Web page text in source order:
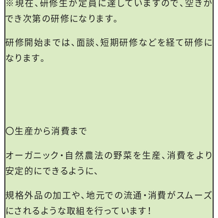
でき次第の研修になります。
研修開始までは、面談、短期研修などを経て研修に
なります。
〇生産から消費まで
オーガニック・自然農法の野菜を生産、消費をより
安定的にできるように、
規格外品の加工や、地元での流通・消費がスムーズ
にされるような取組を行っています！